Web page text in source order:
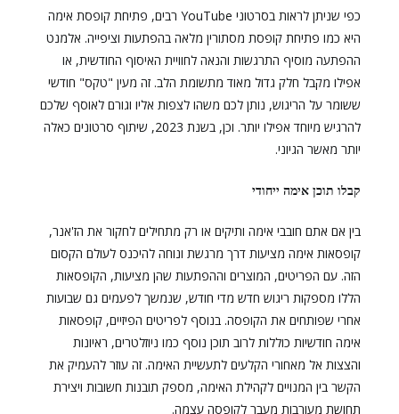
כפי שניתן לראות בסרטוני YouTube רבים, פתיחת קופסת אימה
היא כמו פתיחת קופסת מסתורין מלאה בהפתעות וציפייה. אלמנט
ההפתעה מוסיף התרגשות והנאה לחוויית האיסוף החודשית, או
אפילו מקבל חלק גדול מאוד מתשומת הלב. זה מעין "טקס" חודשי
ששומר על הריגוש, נותן לכם משהו לצפות אליו וגורם לאוסף שלכם
להרגיש מיוחד אפילו יותר. וכן, בשנת 2023, שיתוף סרטונים כאלה
יותר מאשר הגיוני.
קבלו תוכן אימה ייחודי
בין אם אתם חובבי אימה ותיקים או רק מתחילים לחקור את הז'אנר,
קופסאות אימה מציעות דרך מרגשת ונוחה להיכנס לעולם הקסום
הזה. עם הפריטים, המוצרים וההפתעות שהן מציעות, הקופסאות
הללו מספקות ריגוש חדש מדי חודש, שנמשך לפעמים גם שבועות
אחרי שפותחים את הקופסה. בנוסף לפריטים הפיזיים, קופסאות
אימה חודשיות כוללות לרוב תוכן נוסף כמו ניוזלטרים, ראיונות
והצצות אל מאחורי הקלעים לתעשיית האימה. זה עוזר להעמיק את
הקשר בין המנויים לקהילת האימה, מספק תובנות חשובות ויצירת
תחושת מעורבות מעבר לקופסה עצמה.